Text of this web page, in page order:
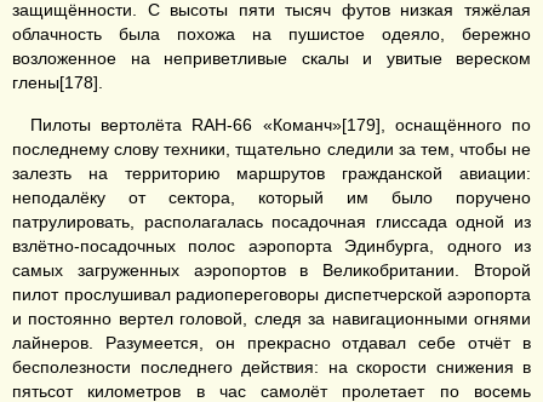
защищённости. С высоты пяти тысяч футов низкая тяжёлая
облачность была похожа на пушистое одеяло, бережно
возложенное на неприветливые скалы и увитые вереском
глены[178].
Пилоты вертолёта RAH-66 «Команч»[179], оснащённого по
последнему слову техники, тщательно следили за тем, чтобы не
залезть на территорию маршрутов гражданской авиации:
неподалёку от сектора, который им было поручено
патрулировать, располагалась посадочная глиссада одной из
взлётно-посадочных полос аэропорта Эдинбурга, одного из
самых загруженных аэропортов в Великобритании. Второй
пилот прослушивал радиопереговоры диспетчерской аэропорта
и постоянно вертел головой, следя за навигационными огнями
лайнеров. Разумеется, он прекрасно отдавал себе отчёт в
бесполезности последнего действия: на скорости снижения в
пятьсот километров в час самолёт пролетает по восемь